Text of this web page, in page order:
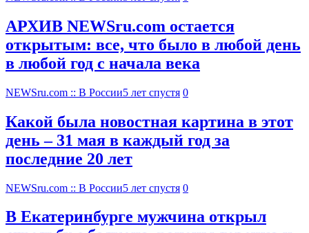
АРХИВ NEWSru.com остается
открытым: все, что было в любой день
в любой год с начала века
NEWSru.com :: В России5 лет спустя 0
Какой была новостная картина в этот
день – 31 мая в каждый год за
последние 20 лет
NEWSru.com :: В России5 лет спустя 0
В Екатеринбурге мужчина открыл